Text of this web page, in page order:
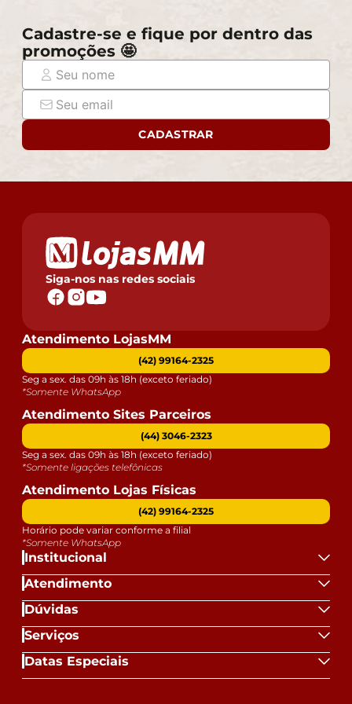
desengordurantes, álcool ou solvente.
Observações importantes:
- Produto para uso residencial em ambiente interno,
não devendo ficar exposto diretamente ao sol, calor e
umidade excessivos.
- Pode haver alguma diferença de tonalidade entre a
imagem e o produto real, por conta do tratamento de
condições da embalagem, caso haja alguma avaria não
assine o comprovante de recebimento e entre em
contato com nossa loja para orientações.
- Montagem, desmontagem e outras instalações serão
responsabilizamos, no ato da entrega, por subir
escadas/elevadores ou pelo transporte por guincho em
apartamentos. Eventuais despesas são de
responsabilidade do comprador.
que passará normalmente por supostos elevadores,
portas, escadas e/ou corredores de sua residência.
- Para mais informações, acesse nossa Central de
Atendimento.
Cadastre-se e fique por dentro das
promoções 🤩
CADASTRAR
Siga-nos nas redes sociais
Institucional
Atendimento
Dúvidas
Serviços
Datas Especiais
Atendimento LojasMM
(42) 99164-2325
Seg a sex. das 09h às 18h (exceto feriado)
*Somente WhatsApp
Atendimento Sites Parceiros
(44) 3046-2323
Seg a sex. das 09h às 18h (exceto feriado)
*Somente ligações telefônicas
Atendimento Lojas Físicas
(42) 99164-2325
Horário pode variar conforme a filial
*Somente WhatsApp